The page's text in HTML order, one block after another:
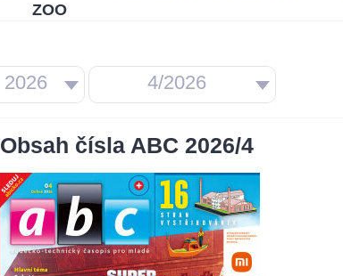
ZOO
2026 4/2026
Obsah čísla ABC 2026/4